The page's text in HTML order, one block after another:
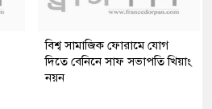
বিশ্ব সামাজিক ফোরামে যোগ
দিতে বেনিনে সাফ সভাপতি খিয়াং
নয়ন